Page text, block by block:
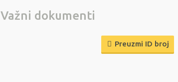
Važni dokumenti
Preuzmi ID broj